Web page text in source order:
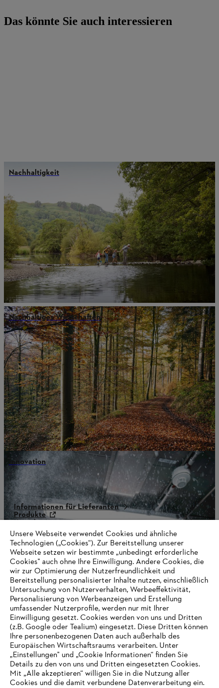
Das könnte Sie auch interessieren
Nachhaltigkeit
Nachhaltiges Wirtschaften
Innovation
Informationen für Lieferanten
Produkte
Kontakt
Karriere
Hinweisgebersystem
Unsere Webseite verwendet Cookies und ähnliche
Technologien („Cookies“). Zur Bereitstellung unserer
Webseite setzen wir bestimmte „unbedingt erforderliche
Cookies" auch ohne Ihre Einwilligung. Andere Cookies, die
wir zur Optimierung der Nutzerfreundlichkeit und
Bereitstellung personalisierter Inhalte nutzen, einschließlich
Untersuchung von Nutzerverhalten, Werbeeffektivität,
Personalisierung von Werbeanzeigen und Erstellung
umfassender Nutzerprofile, werden nur mit Ihrer
Einwilligung gesetzt. Cookies werden von uns und Dritten
(z.B. Google oder Tealium) eingesetzt. Diese Dritten können
Ihre personenbezogenen Daten auch außerhalb des
Europäischen Wirtschaftsraums verarbeiten. Unter
„Einstellungen" und „Cookie Informationen“ finden Sie
Details zu den von uns und Dritten eingesetzten Cookies.
Mit „Alle akzeptieren“ willigen Sie in die Nutzung aller
Cookies und die damit verbundene Datenverarbeitung ein.